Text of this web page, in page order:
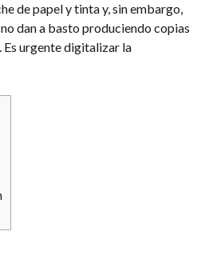
de papel y tinta y, sin embargo,
dan a basto produciendo copias
Es urgente digitalizar la